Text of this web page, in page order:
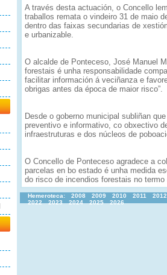
A través desta actuación, o Concello
traballos remata o vindeiro 31 de maio
dentro das faixas secundarias de
e urbanizable.
O alcalde de Ponteceso, José Manuel
forestais é unha responsabilidade
facilitar información á veciñanza e
obrigas antes da época de maior risco”.
Desde o goberno municipal subliñan
preventivo e informativo, co obxectivo
infraestruturas e dos núcleos de
O Concello de Ponteceso agradece a
parcelas en bo estado é unha medida
do risco de incendios forestais no termo
Hemeroteca: 2008 2009 2010 2011 2012
2022
2023 2024 2025 2026